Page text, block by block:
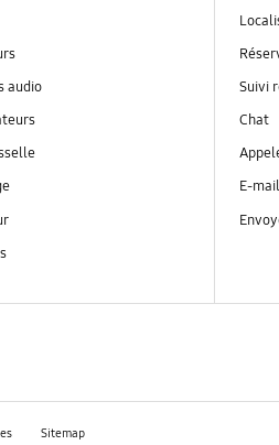
audio
Suivi
Chat
E-mail
Sitemap